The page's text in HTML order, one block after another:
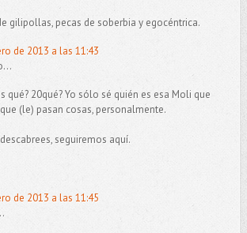
gilipollas, pecas de soberbia y egocéntrica.
de 2013 a las 11:43
qué? 20qué? Yo sólo sé quién es esa Moli que
(le) pasan cosas, personalmente.
seguiremos aquí.
de 2013 a las 11:45